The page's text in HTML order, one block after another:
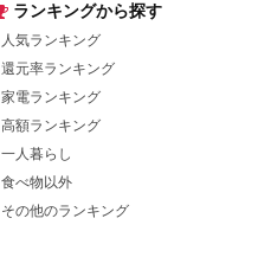
ランキングから探す
人気ランキング
還元率ランキング
家電ランキング
高額ランキング
一人暮らし
食べ物以外
その他のランキング